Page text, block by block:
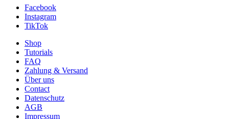
Facebook
Instagram
TikTok
Shop
Tutorials
FAQ
Zahlung & Versand
Über uns
Contact
Datenschutz
AGB
Impressum